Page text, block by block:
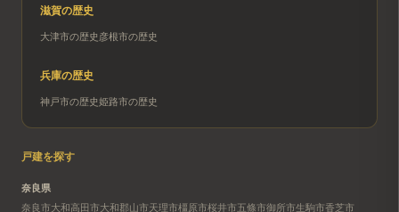
滋賀の歴史
大津市の歴史 彦根市の歴史
兵庫の歴史
神戸市の歴史姫路市の歴史
戸建を探す
奈良県
奈良市大和高田市大和郡山市天理市橿原市桜井市五條市御所市生駒市香芝市